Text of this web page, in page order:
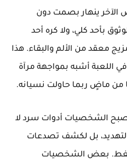
الآخر ينهار بصمت دون
بأحد كلي، ولا كره أحد
معقد من الألم والبقاء. هذا
اللعبة أشبه بمواجهة مرآة
ماضٍ ربما حاولت نسيانه.
تصبح الشخصيات أدوات سرد لا
بل لكشف تصدعات
بعض الشخصيات